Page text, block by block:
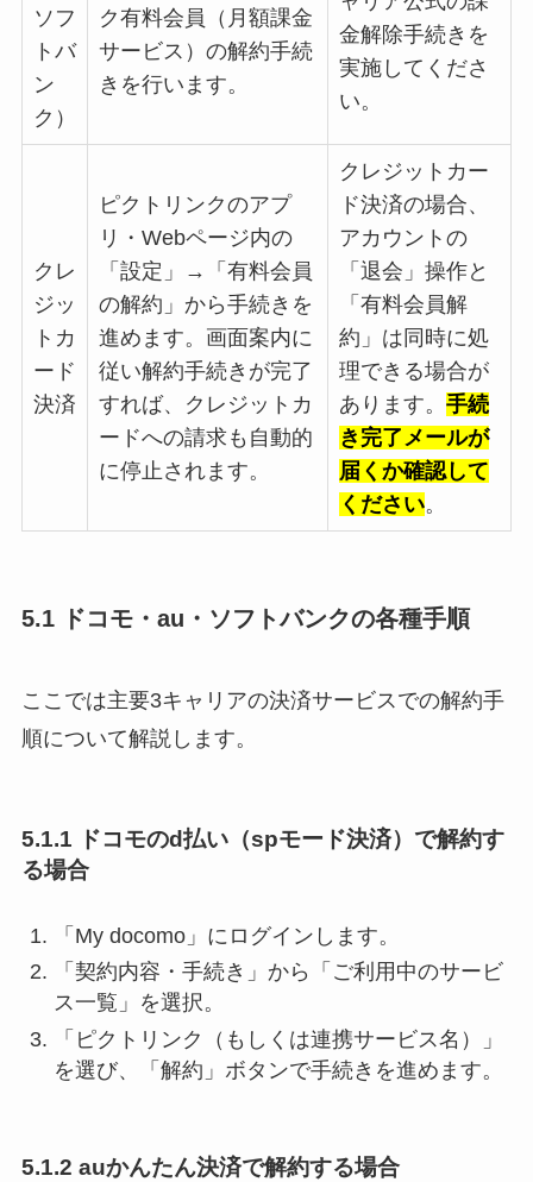
ソフ
トバ
ン
ク）
ク有料会員（月額課金
サービス）の解約手続
きを行います。
金解除手続きを
実施してくださ
い。
クレ
ジッ
トカ
ード
決済
ピクトリンクのアプ
リ・Webページ内の
「設定」→「有料会員
の解約」から手続きを
進めます。画面案内に
従い解約手続きが完了
すれば、クレジットカ
ードへの請求も自動的
に停止されます。
クレジットカー
ド決済の場合、
アカウントの
「退会」操作と
「有料会員解
約」は同時に処
理できる場合が
あります。 手続
き完了メールが
届くか確認して
ください。
5.1 ドコモ・au・ソフトバンクの各種手順
ここでは主要3キャリアの決済サービスでの解約手
順について解説します。
5.1.1 ドコモのd払い（spモード決済）で解約す
る場合
「My docomo」にログインします。
「契約内容・手続き」から「ご利用中のサービ
ス一覧」を選択。
「ピクトリンク（もしくは連携サービス名）」
を選び、「解約」ボタンで手続きを進めます。
5.1.2 auかんたん決済で解約する場合